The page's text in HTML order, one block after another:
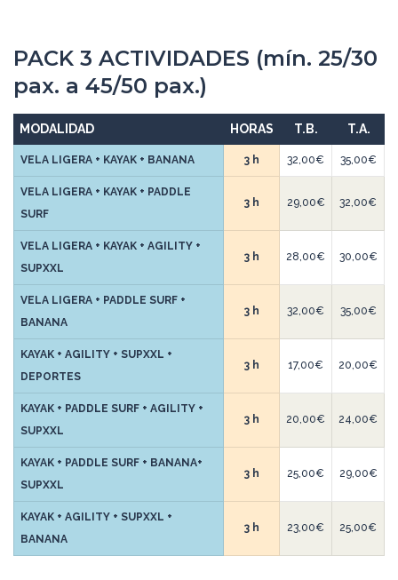
PACK 3 ACTIVIDADES (mín. 25/30
pax. a 45/50 pax.)
MODALIDAD HORAS T.B. T.A.
VELA LIGERA + KAYAK + BANANA 3 h 32,00€ 35,00€
VELA LIGERA + KAYAK + PADDLE
SURF
3 h 29,00€ 32,00€
VELA LIGERA + KAYAK + AGILITY +
SUPXXL
3 h 28,00€ 30,00€
VELA LIGERA + PADDLE SURF +
BANANA
3 h 32,00€ 35,00€
KAYAK + AGILITY + SUPXXL +
DEPORTES
3 h 17,00€ 20,00€
KAYAK + PADDLE SURF + AGILITY +
SUPXXL
3 h 20,00€ 24,00€
KAYAK + PADDLE SURF + BANANA+
SUPXXL
3 h 25,00€ 29,00€
KAYAK + AGILITY + SUPXXL +
BANANA
3 h 23,00€ 25,00€